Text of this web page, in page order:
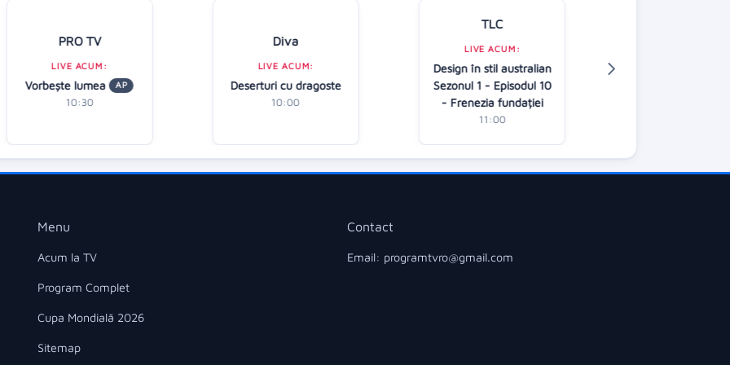
PRO TV
LIVE ACUM:
Vorbeşte lumea AP
10:30
Diva
LIVE ACUM:
Deserturi cu dragoste
10:00
TLC
LIVE ACUM:
Design în stil australian
Sezonul 1 - Episodul 10
- Frenezia fundației
11:00
Menu
Acum la TV
Program Complet
Cupa Mondială 2026
Sitemap
Contact
Email: programtvro@gmail.com